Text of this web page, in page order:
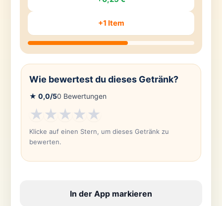
+1 Item
Wie bewertest du dieses Getränk?
★ 0,0/50 Bewertungen
★★★★★
Klicke auf einen Stern, um dieses Getränk zu
bewerten.
In der App markieren